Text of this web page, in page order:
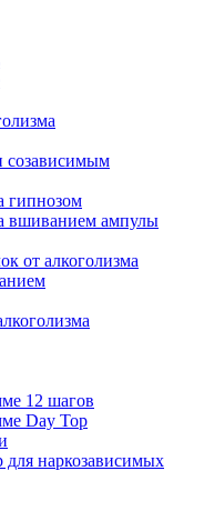
созависимым
гипнозом
вшиванием ампулы
от алкоголизма
12 шагов
Day Top
наркозависимых